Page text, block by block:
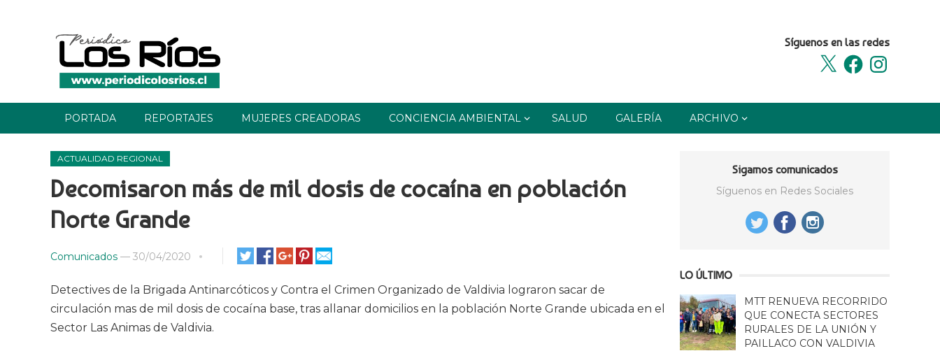
Síguenos en las redes
X
FacebookInstagram
PORTADA REPORTAJES MUJERES CREADORAS CONCIENCIA AMBIENTAL SALUD GALERÍA ARCHIVO
ACTUALIDAD REGIONAL
Decomisaron más de mil dosis de cocaína en población
Norte Grande
Comunicados — 30/04/2020
Detectives de la Brigada Antinarcóticos y Contra el Crimen Organizado de Valdivia lograron sacar de
circulación mas de mil dosis de cocaína base, tras allanar domicilios en la población Norte Grande ubicada en el
Sector Las Animas de Valdivia.
Sigamos comunicados
Síguenos en Redes Sociales
LO ÚLTIMO
MTT RENUEVA RECORRIDO
QUE CONECTA SECTORES
RURALES DE LA UNIÓN Y
PAILLACO CON VALDIVIA